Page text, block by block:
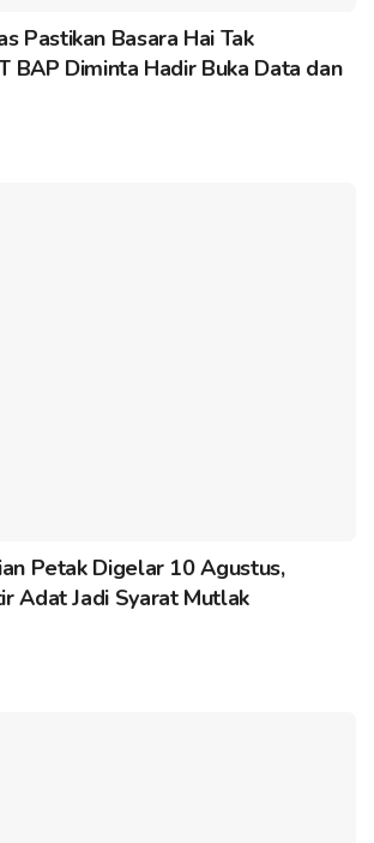
Pastikan Basara Hai Tak
BAP Diminta Hadir Buka Data dan
Petak Digelar 10 Agustus,
Adat Jadi Syarat Mutlak